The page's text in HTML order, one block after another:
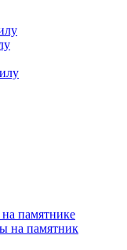
памятнике
на памятник